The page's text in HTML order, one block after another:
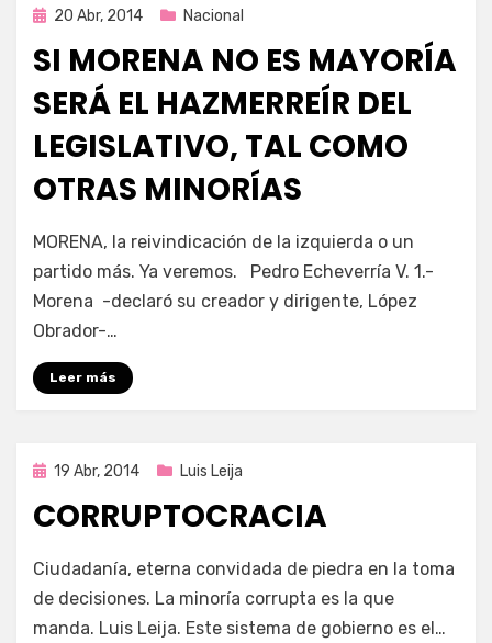
Publicada
20 Abr, 2014 Nacional
SI MORENA NO ES MAYORÍA
SERÁ EL HAZMERREÍR DEL
LEGISLATIVO, TAL COMO
OTRAS MINORÍAS
porEnrique
MORENA, la reivindicación de la izquierda o un
partido más. Ya veremos. Pedro Echeverría V. 1.-
Morena -declaró su creador y dirigente, López
Obrador-…
Leer más
Publicada
19 Abr, 2014 Luis Leija
CORRUPTOCRACIA
por Enrique
Ciudadanía, eterna convidada de piedra en la toma
de decisiones. La minoría corrupta es la que
manda. Luis Leija. Este sistema de gobierno es el…